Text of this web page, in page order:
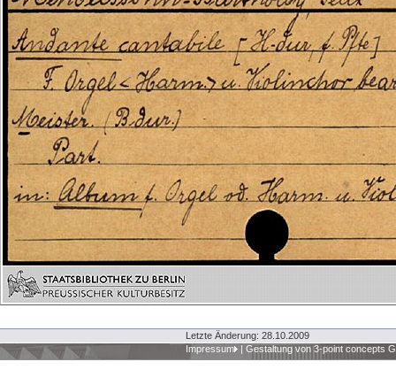
Letzte Änderung: 28.10.2009
Impressum
| Gestaltung von 3-point concepts